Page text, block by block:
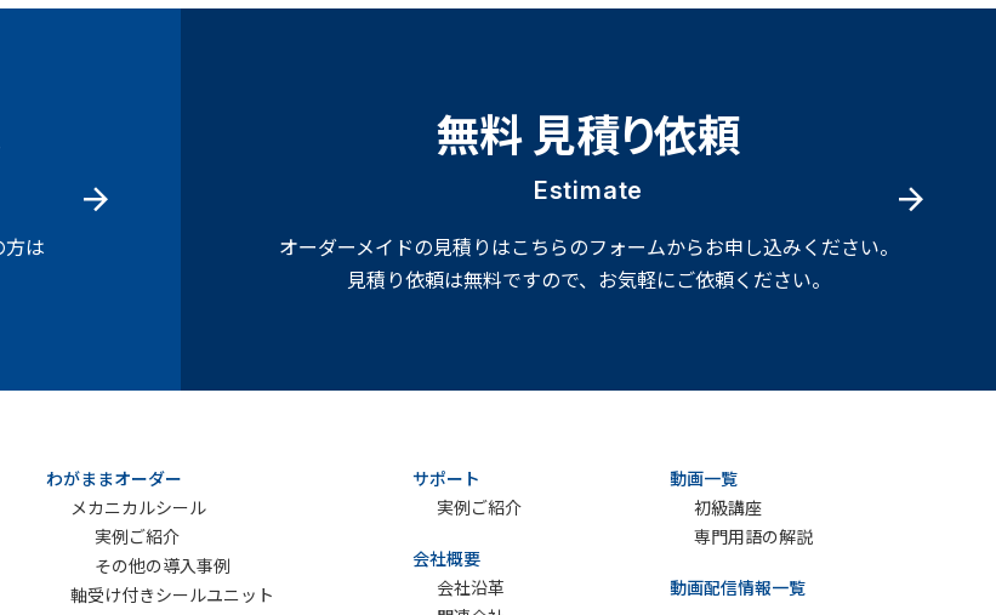
は
無料 見積り依頼
Estimate
オーダーメイドの見積りはこちらのフォームからお申し込みください。
見積り依頼は無料ですので、お気軽にご依頼ください。
わがままオーダー
メカニカルシール
実例ご紹介
その他の導入事例
軸受け付きシールユニット
サポート
実例ご紹介
会社概要
会社沿革
動画一覧
初級講座
専門用語の解説
動画配信情報一覧